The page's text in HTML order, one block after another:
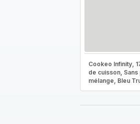
Cookeo Infinity,
de cuisson, Sans
mélange, Bleu